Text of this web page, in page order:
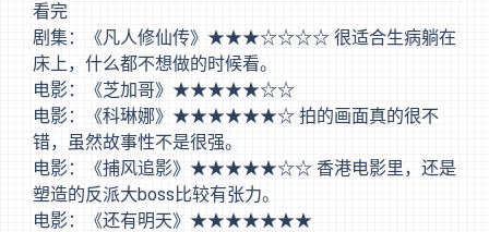
看完
剧集：《凡人修仙传》★★★☆☆☆☆ 很适合生病躺在
床上，什么都不想做的时候看。
电影：《芝加哥》★★★★★☆☆
电影：《科琳娜》★★★★★★☆ 拍的画面真的很不
错，虽然故事性不是很强。
电影：《捕风追影》★★★★★☆☆ 香港电影里，还是
塑造的反派大boss比较有张力。
电影：《还有明天》★★★★★★★